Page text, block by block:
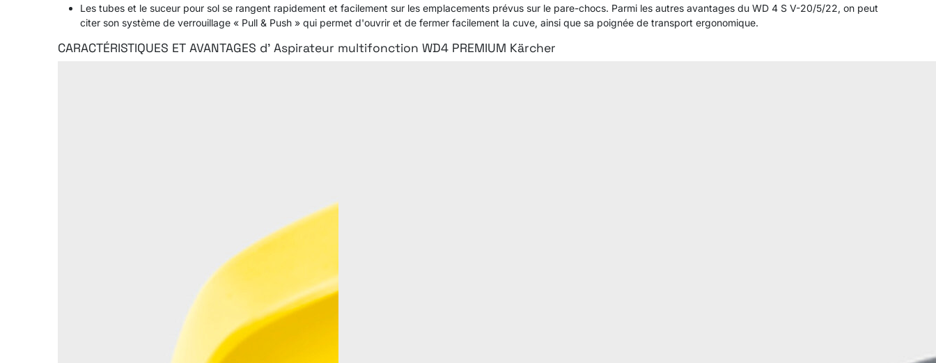
Les tubes et le suceur pour sol se rangent rapidement et facilement sur les emplacements prévus sur le pare-chocs. Parmi les autres avantages du WD 4 S V-20/5/22, on peut
citer son système de verrouillage « Pull & Push » qui permet d'ouvrir et de fermer facilement la cuve, ainsi que sa poignée de transport ergonomique.
CARACTÉRISTIQUES ET AVANTAGES d' Aspirateur multifonction WD4 PREMIUM Kärcher